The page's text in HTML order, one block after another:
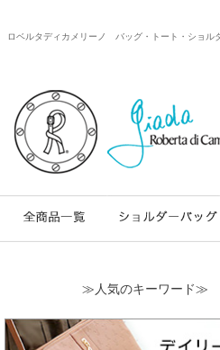
ロベルタディカメリーノ バッグ・トート・ショル
≫人気のキーワー